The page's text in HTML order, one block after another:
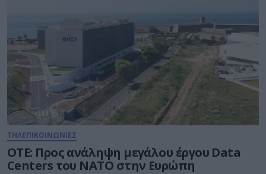
ΤΗΛΕΠΙΚΟΙΝΩΝΙΕΣ
ΟΤΕ: Προς ανάληψη μεγάλου έργου Data
Centers του ΝΑΤΟ στην Ευρώπη